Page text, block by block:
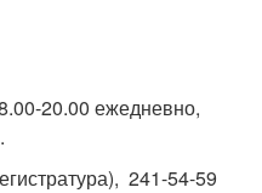
20.00 ежедневно,
241-54-59